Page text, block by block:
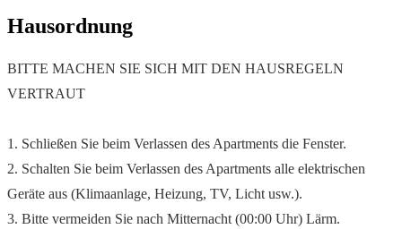
Hausordnung
BITTE MACHEN SIE SICH MIT DEN HAUSREGELN
VERTRAUT
1. Schließen Sie beim Verlassen des Apartments die Fenster.
2. Schalten Sie beim Verlassen des Apartments alle elektrischen
Geräte aus (Klimaanlage, Heizung, TV, Licht usw.).
3. Bitte vermeiden Sie nach Mitternacht (00:00 Uhr) Lärm.